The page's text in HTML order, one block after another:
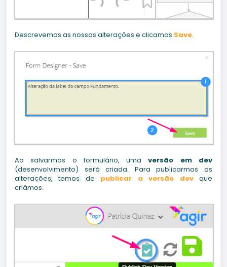
Descrevemos as nossas alterações e clicamos Save.
Ao salvarmos o formulário, umaversão em dev
(desenvolvimento) será criada. Para publicarmos as
alterações, temos de publicar a versão devque
criámos.